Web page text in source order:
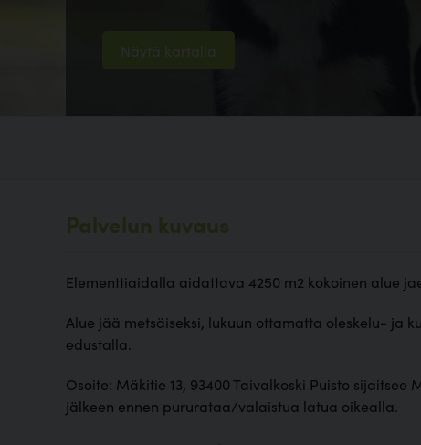
Näytä kartalla
Palvelun kuvaus
Elementtiaidalla aidattava 4250 m2 kokoinen alue
Alue jää metsäiseksi, lukuun ottamatta oleskelu- ja
edustalla.
Osoite: Mäkitie 13, 93400 Taivalkoski Puisto
jälkeen ennen pururataa/valaistua latua oikealla.